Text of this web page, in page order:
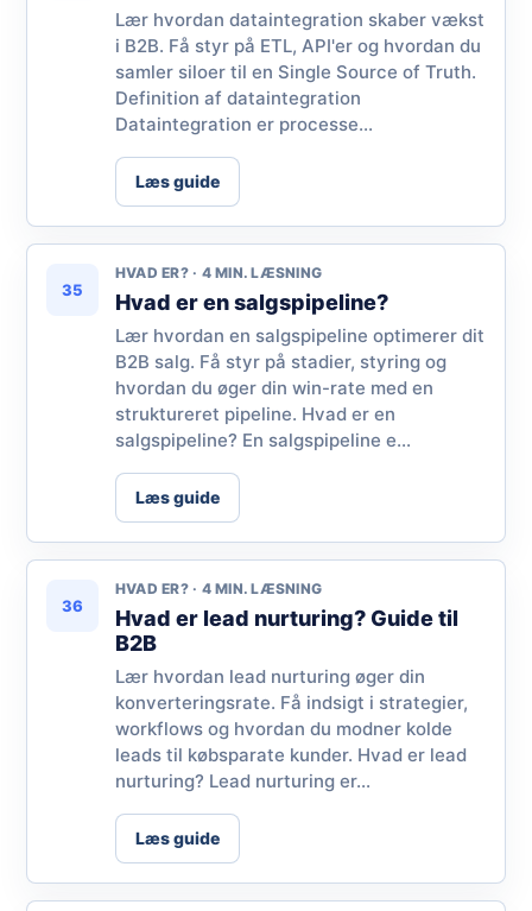
Lær hvordan dataintegration skaber vækst
i B2B. Få styr på ETL, API'er og hvordan du
samler siloer til en Single Source of Truth.
Definition af dataintegration
Dataintegration er processe...
Læs guide
35
HVAD ER? · 4 MIN. LÆSNING
Hvad er en salgspipeline?
Lær hvordan en salgspipeline optimerer dit
B2B salg. Få styr på stadier, styring og
hvordan du øger din win-rate med en
struktureret pipeline. Hvad er en
salgspipeline? En salgspipeline e...
Læs guide
36
HVAD ER? · 4 MIN. LÆSNING
Hvad er lead nurturing? Guide til
B2B
Lær hvordan lead nurturing øger din
konverteringsrate. Få indsigt i strategier,
workflows og hvordan du modner kolde
leads til købsparate kunder. Hvad er lead
nurturing? Lead nurturing er...
Læs guide